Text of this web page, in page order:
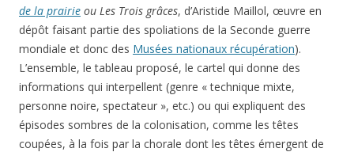
de la prairie ou Les Trois grâces, d’Aristide Maillol, œuvre en
dépôt faisant partie des spoliations de la Seconde guerre
mondiale et donc des Musées nationaux récupération).
L’ensemble, le tableau proposé, le cartel qui donne des
informations qui interpellent (genre « technique mixte,
personne noire, spectateur », etc.) ou qui expliquent des
épisodes sombres de la colonisation, comme les têtes
coupées, à la fois par la chorale dont les têtes émergent de